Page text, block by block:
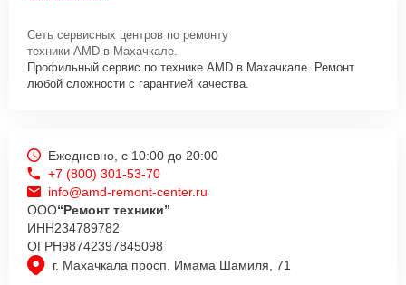
Сеть сервисных центров по ремонту
техники AMD в Махачкале.
Профильный сервис по технике AMD в Махачкале. Ремонт
любой сложности с гарантией качества.
г. Махачкала просп. Имама Шамиля, 71
Ежедневно, с 10:00 до 20:00
+7 (800) 301-53-70
info@amd-remont-center.ru
ООО“Ремонт техники”
ИНН234789782
ОГРН98742397845098